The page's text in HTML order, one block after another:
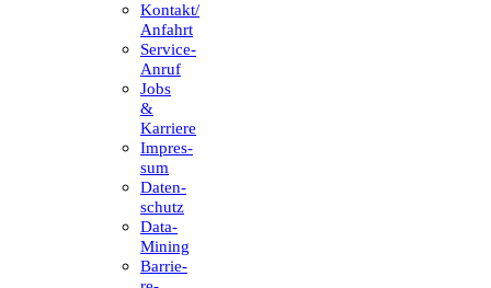
Kontakt/​​
Anfahrt
Service-
Anruf
Jobs
&
Karriere
Impres­
sum
Daten­
schutz
Data-
Mining
Barrie­